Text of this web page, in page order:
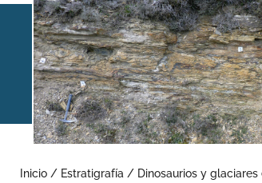
Inicio / Estratigrafía / Dinosaurios y